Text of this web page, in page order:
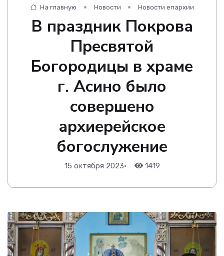
На главную Новости Новости епархии
В праздник Покрова
Пресвятой
Богородицы в храме
г. Асино было
совершено
архиерейское
богослужение
15 октября 2023• 1419